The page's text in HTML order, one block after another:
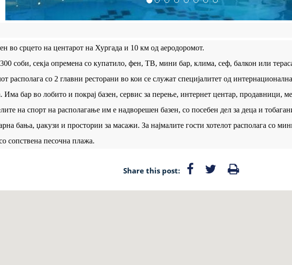
во срцето на центарот на Хургада и 10 км од аеродоромот.
соби, секја опремена со купатило, фен, ТВ, мини бар, клима, сеф, балкон или
располага со 2 главни ресторани во кои се служат специјалитет од
Има бар во лобито и покрај базен, сервис за перење, интернет центар, продавници,
на спорт на располагање им е надворешен базен, со посебен дел за деца и
бања, џакузи и простории за масажи. За најмалите гости хотелот располага со
сопствена песочна плажа.
Share this post: